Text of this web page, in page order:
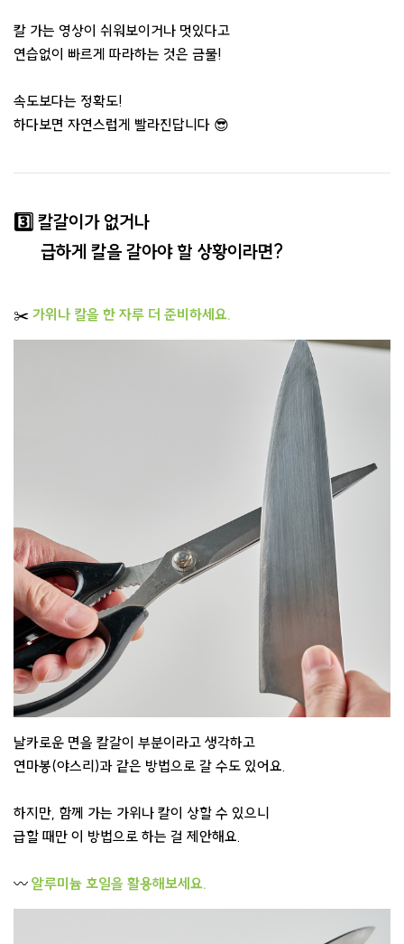
칼 가는 영상이 쉬워보이거나 멋있다고
연습없이 빠르게 따라하는 것은 금물!
속도보다는 정확도!
하다보면 자연스럽게 빨라진답니다 😎
3️⃣ 칼갈이가 없거나
급하게 칼을 갈아야 할 상황이라면?
✂️ 가위나 칼을 한 자루 더 준비하세요.
날카로운 면을 칼갈이 부분이라고 생각하고
연마봉(야스리)과 같은 방법으로 갈 수도 있어요.
하지만, 함께 가는 가위나 칼이 상할 수 있으니
급할 때만 이 방법으로 하는 걸 제안해요.
〰️ 알루미늄 호일을 활용해보세요.